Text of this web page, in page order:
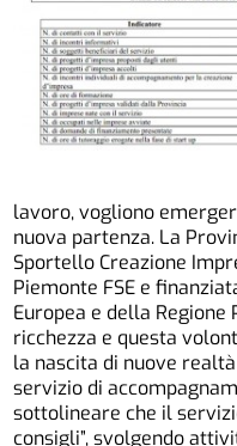
lavoro, vogliono
nuova partenza. La
Sportello Creazione
Piemonte FSE e
Europea e della
ricchezza e questa
la nascita di nuove
servizio di
sottolineare che il
consigli”, svolgendo